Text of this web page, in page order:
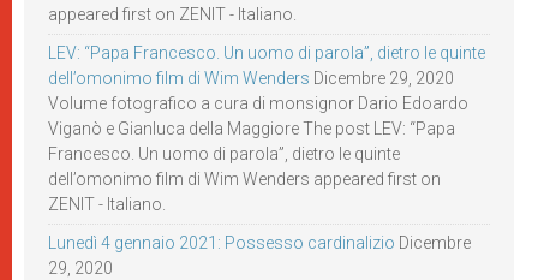
appeared first on ZENIT - Italiano.
LEV: “Papa Francesco. Un uomo di parola”, dietro le quinte
dell’omonimo film di Wim Wenders Dicembre 29, 2020
Volume fotografico a cura di monsignor Dario Edoardo
Viganò e Gianluca della Maggiore The post LEV: “Papa
Francesco. Un uomo di parola”, dietro le quinte
dell’omonimo film di Wim Wenders appeared first on
ZENIT - Italiano.
Lunedì 4 gennaio 2021: Possesso cardinalizio Dicembre
29, 2020